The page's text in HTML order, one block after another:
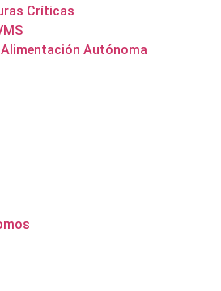
Críticas
Autónoma